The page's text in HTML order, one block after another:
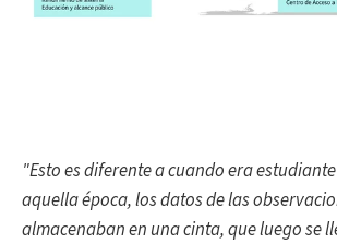
"Esto es diferente a cuando era
aquella época, los datos de las
almacenaban en una cinta, que luego se